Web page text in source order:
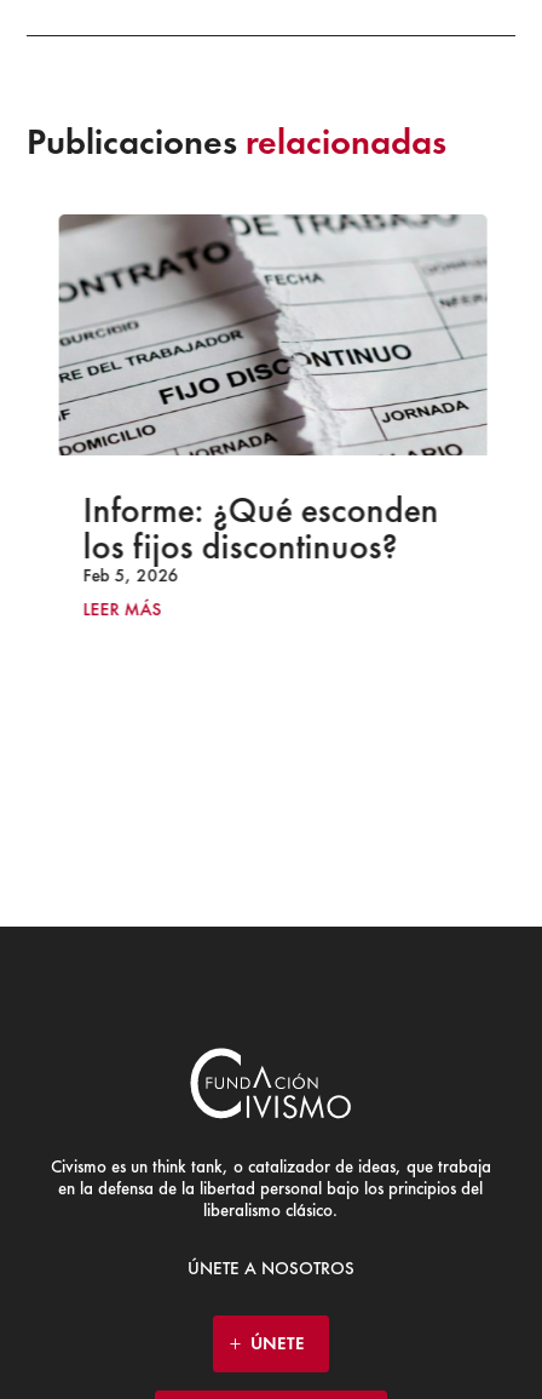
Publicaciones relacionadas
Informe: ¿Qué esconden
los fijos discontinuos?
Feb 5, 2026
LEER MÁS
Civismo es un think tank, o catalizador de ideas, que trabaja
en la defensa de la libertad personal bajo los principios del
liberalismo clásico.
ÚNETE A NOSOTROS
ÚNETE